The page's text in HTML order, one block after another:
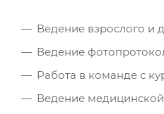
Ведение взрослого и
Ведение
Работа в команде с
Ведение